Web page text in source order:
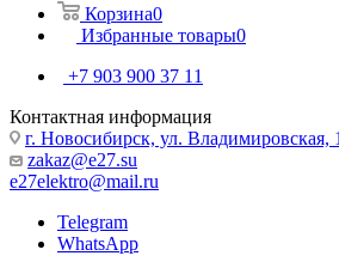
Корзина0
Избранные товары0
+7 903 900 37 11
Контактная информация
г. Новосибирск, ул. Владимировская,
zakaz@e27.su
e27elektro@mail.ru
Telegram
WhatsApp